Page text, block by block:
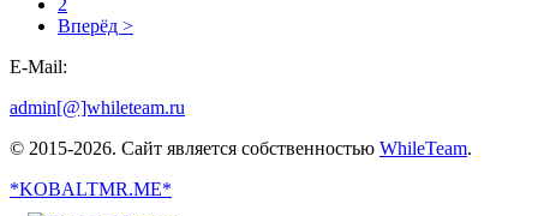
2
Вперёд >
E-Mail:
admin[@]whileteam.ru
© 2015-2026. Сайт является собственностью WhileTeam.
*KOBALTMR.ME*